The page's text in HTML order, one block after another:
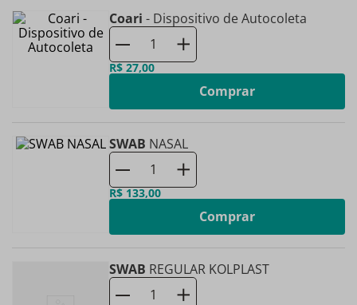
Coari - Dispositivo de Autocoleta
R$ 27,00
Comprar
SWAB NASAL
R$ 133,00
Comprar
SWAB REGULAR KOLPLAST